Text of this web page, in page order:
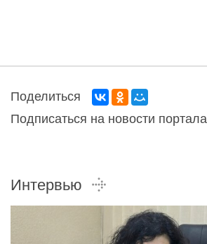
Поделиться
Подписаться на новости портала
Интервью